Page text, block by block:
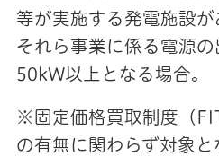
等が実施する発電施設が
それら事業に係る電源
50kW以上となる場合。
※固定価格買取制度（
の有無に関わらず対象と